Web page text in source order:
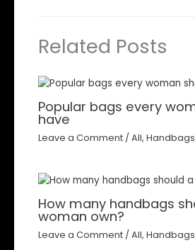
Related Posts
Popular bags every
have
Leave a Comment /All,Handbags
How many handbags
woman own?
Leave a Comment /All,Handbags